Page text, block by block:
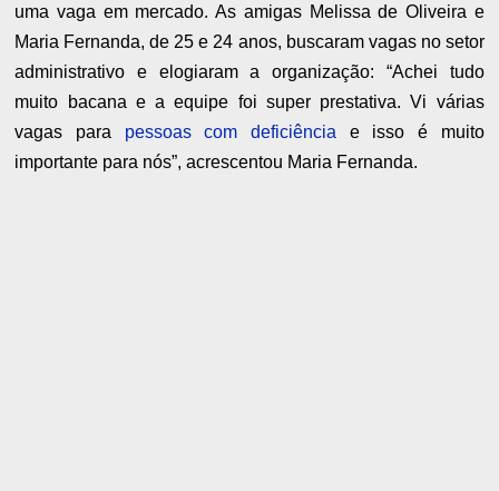
uma vaga em mercado. As amigas Melissa de Oliveira e
Maria Fernanda, de 25 e 24 anos, buscaram vagas no setor
administrativo e elogiaram a organização: “Achei tudo
muito bacana e a equipe foi super prestativa. Vi várias
vagas para pessoas com deficiência e isso é muito
importante para nós”, acrescentou Maria Fernanda.